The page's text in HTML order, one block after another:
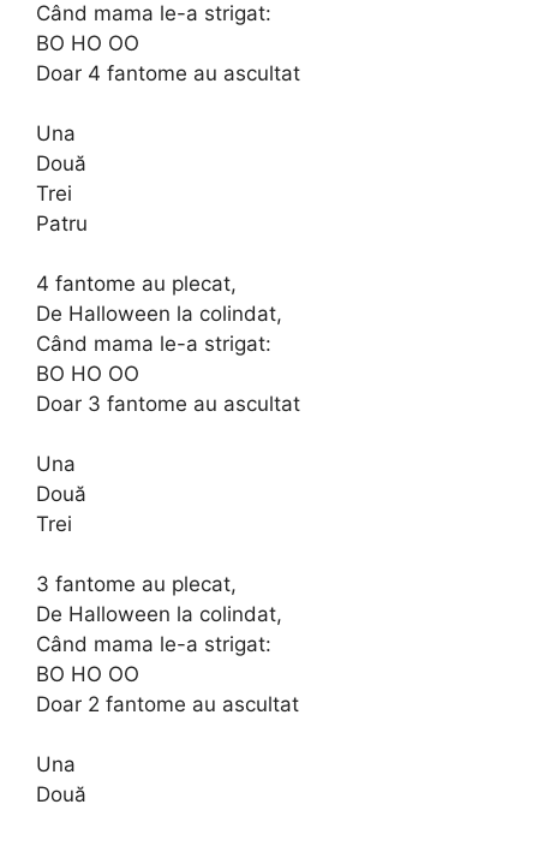
Când mama le-a strigat:
BO HO OO
Doar 4 fantome au ascultat
Una
Două
Trei
Patru
4 fantome au plecat,
De Halloween la colindat,
Când mama le-a strigat:
BO HO OO
Doar 3 fantome au ascultat
Una
Două
Trei
3 fantome au plecat,
De Halloween la colindat,
Când mama le-a strigat:
BO HO OO
Doar 2 fantome au ascultat
Una
Două